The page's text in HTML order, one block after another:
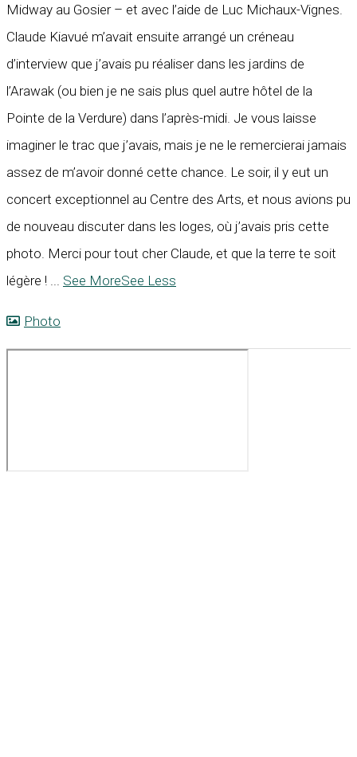
Midway au Gosier – et avec l’aide de Luc Michaux-Vignes.
Claude Kiavué m’avait ensuite arrangé un créneau
d’interview que j’avais pu réaliser dans les jardins de
l’Arawak (ou bien je ne sais plus quel autre hôtel de la
Pointe de la Verdure) dans l’après-midi. Je vous laisse
imaginer le trac que j’avais, mais je ne le remercierai jamais
assez de m’avoir donné cette chance. Le soir, il y eut un
concert exceptionnel au Centre des Arts, et nous avions pu
de nouveau discuter dans les loges, où j’avais pris cette
photo. Merci pour tout cher Claude, et que la terre te soit
légère !
See MoreSee Less
Photo